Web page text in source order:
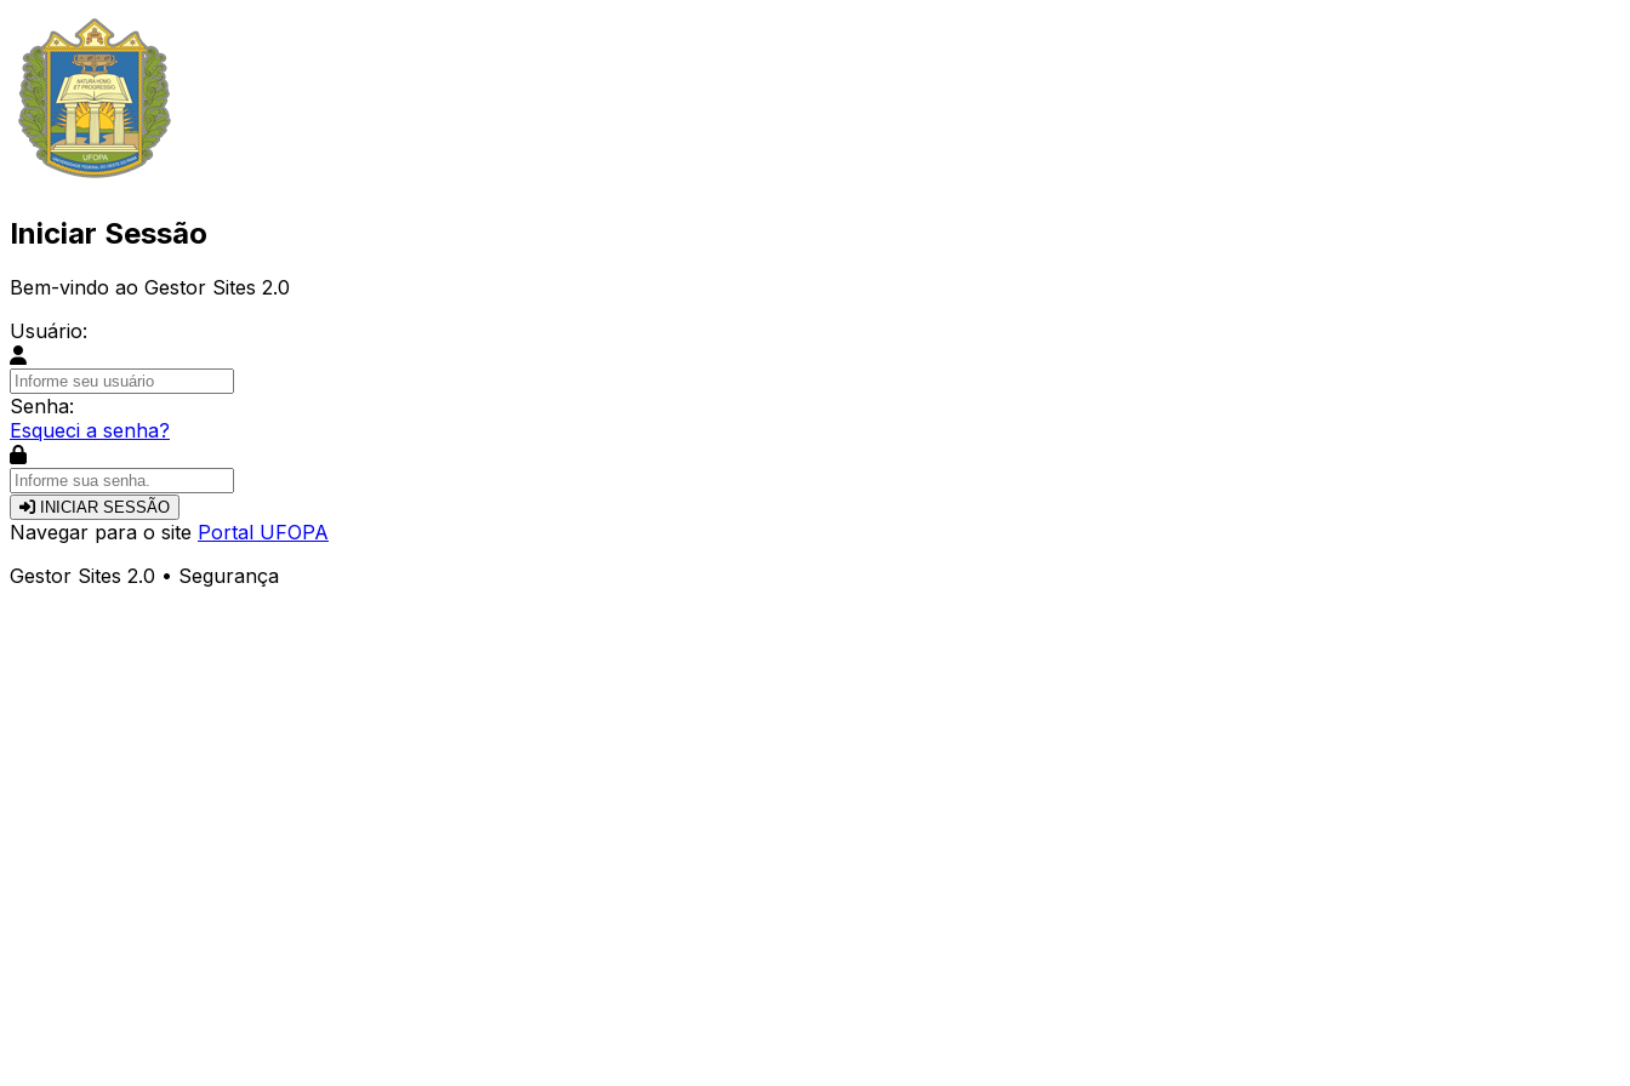
Iniciar Sessão
Bem-vindo ao Gestor Sites 2.0
Usuário:
Senha:
Esqueci a senha?
INICIAR SESSÃO
Navegar para o site Portal UFOPA
Gestor Sites 2.0 • Segurança